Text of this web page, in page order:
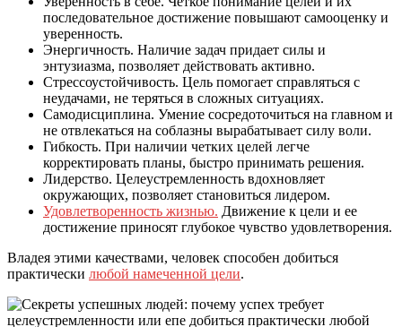
последовательное достижение повышают самооценку и
уверенность.
Энергичность. Наличие задач придает силы и
энтузиазма, позволяет действовать активно.
Стрессоустойчивость. Цель помогает справляться с
неудачами, не теряться в сложных ситуациях.
Самодисциплина. Умение сосредоточиться на главном и
не отвлекаться на соблазны вырабатывает силу воли.
Гибкость. При наличии четких целей легче
корректировать планы, быстро принимать решения.
Лидерство. Целеустремленность вдохновляет
окружающих, позволяет становиться лидером.
Удовлетворенность жизнью. Движение к цели и ее
достижение приносят глубокое чувство удовлетворения.
Владея этими качествами, человек способен добиться
практически любой намеченной цели.